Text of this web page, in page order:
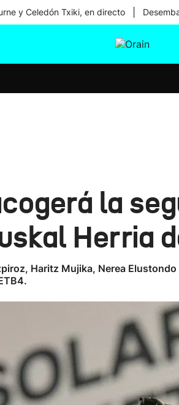
y Celedón Txiki, en directo
la
Herria
Haritz Mujika, Nerea